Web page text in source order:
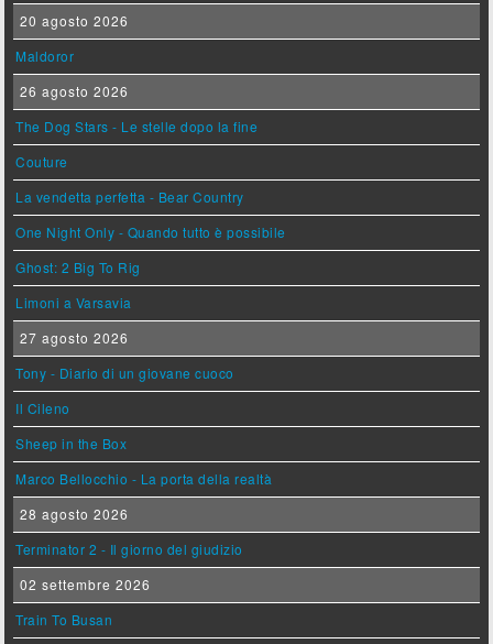
20 agosto 2026
Maldoror
26 agosto 2026
The Dog Stars - Le stelle dopo la fine
Couture
La vendetta perfetta - Bear Country
One Night Only - Quando tutto è possibile
Ghost: 2 Big To Rig
Limoni a Varsavia
27 agosto 2026
Tony - Diario di un giovane cuoco
Il Cileno
Sheep in the Box
Marco Bellocchio - La porta della realtà
28 agosto 2026
Terminator 2 - Il giorno del giudizio
02 settembre 2026
Train To Busan